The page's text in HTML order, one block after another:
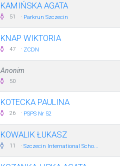
KAMIŃSKA AGATA
51 · Parkrun Szczecin
KNAP WIKTORIA
47 · ZCDN
Anonim
50
KOTECKA PAULINA
26 · PSPS Nr 52
KOWALIK ŁUKASZ
11 · Szczecin International Scho...